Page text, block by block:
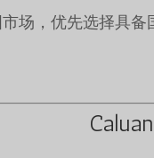
场，优先选择具备